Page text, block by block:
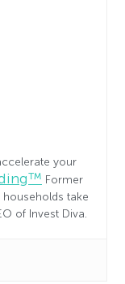
your
Former
take
of Invest Diva.